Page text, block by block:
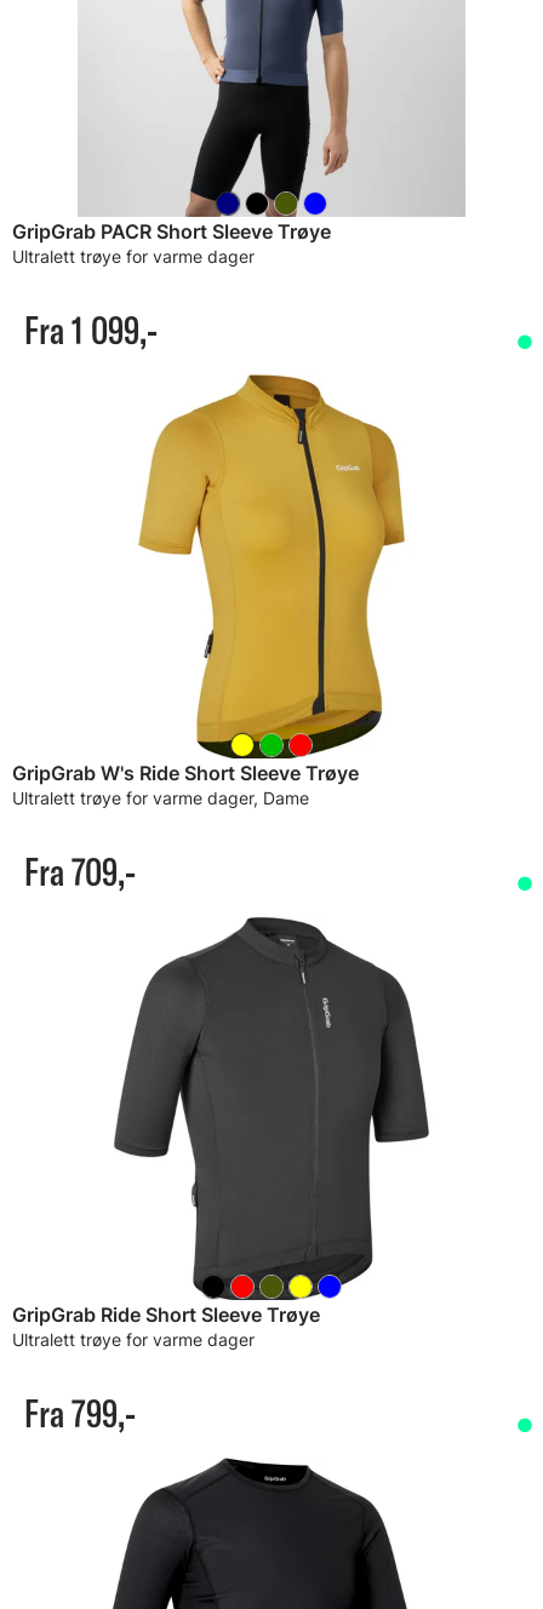
GripGrab PACR Short Sleeve Trøye
Ultralett trøye for varme dager
Fra 1 099,-
GripGrab W's Ride Short Sleeve Trøye
Ultralett trøye for varme dager, Dame
Fra 709,-
GripGrab Ride Short Sleeve Trøye
Ultralett trøye for varme dager
Fra 799,-